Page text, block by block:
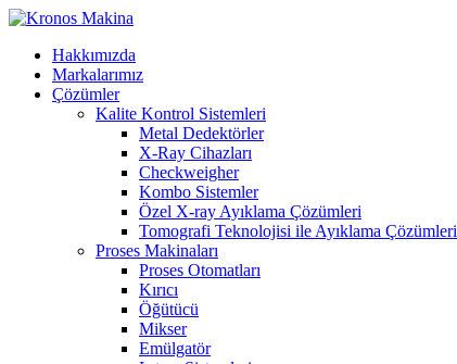
Hakkımızda
Markalarımız
Çözümler
Kalite Kontrol Sistemleri
Metal Dedektörler
X-Ray Cihazları
Checkweigher
Kombo Sistemler
Özel X-ray Ayıklama Çözümleri
Tomografi Teknolojisi ile Ayıklama Çözümleri
Proses Makinaları
Proses Otomatları
Kırıcı
Öğütücü
Mikser
Emülgatör